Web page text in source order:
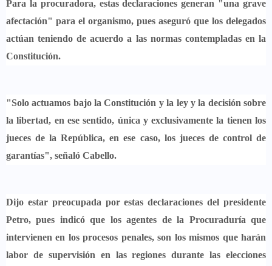
Para la procuradora, estas declaraciones generan "una grave
afectación" para el organismo, pues aseguró que los delegados
actúan teniendo de acuerdo a las normas contempladas en la
Constitución.
"Solo actuamos bajo la Constitución y la ley y la decisión sobre
la libertad, en ese sentido, única y exclusivamente la tienen los
jueces de la República, en ese caso, los jueces de control de
garantías", señaló Cabello.
Dijo estar preocupada por estas declaraciones del presidente
Petro, pues indicó que los agentes de la Procuraduría que
intervienen en los procesos penales, son los mismos que harán
labor de supervisión en las regiones durante las elecciones